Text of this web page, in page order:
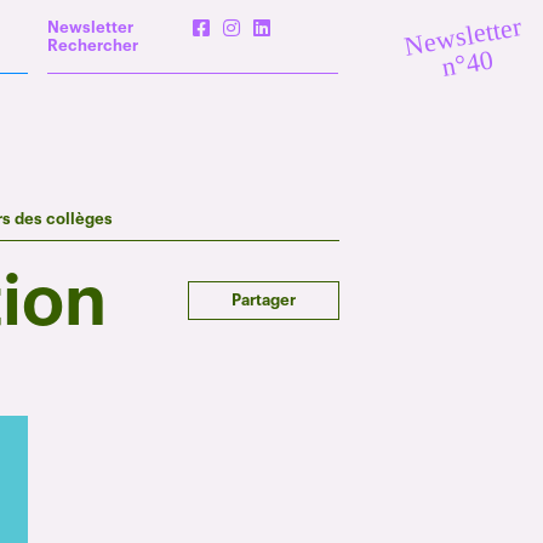
Newsletter
n°40
Newsletter
Rechercher
des collèges
Partager